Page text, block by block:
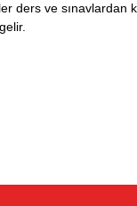
ders ve